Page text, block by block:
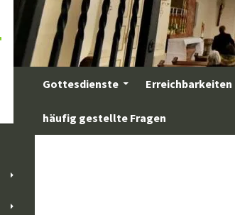
Gottesdienste Erreichbarkeiten
häufig gestellte Fragen